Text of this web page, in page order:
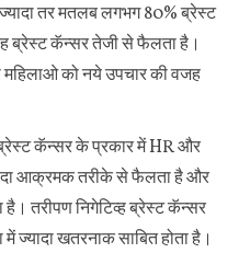
ज्यादा तर मतलब लगभग 80% ब्रेस्ट
ब्रेस्ट कॅन्सर तेजी से फैलता है।
को नये उपचार की वजह
कॅन्सर के प्रकार में HR और
आक्रमक तरीके से फैलता है और
तरीपण निगेटिव्ह ब्रेस्ट कॅन्सर
ज्यादा खतरनाक साबित होता है।